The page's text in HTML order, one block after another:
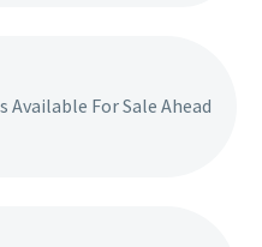
Available For Sale Ahead